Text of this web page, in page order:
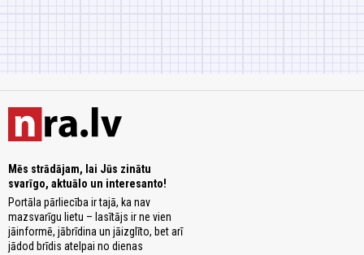
Mēs strādājam, lai Jūs zinātu
svarīgo, aktuālo un interesanto!
Portāla pārliecība ir tajā, ka nav
mazsvarīgu lietu – lasītājs ir ne vien
jāinformē, jābrīdina un jāizglīto, bet arī
jādod brīdis atelpai no dienas